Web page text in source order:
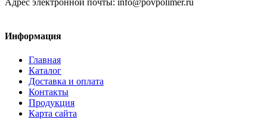
Адрес электронной почты: info@povpolimer.ru
Информация
Главная
Каталог
Доставка и оплата
Контакты
Продукция
Карта сайта